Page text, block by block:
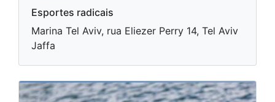
Esportes radicais
Marina Tel Aviv, rua Eliezer Perry 14, Tel Aviv
Jaffa